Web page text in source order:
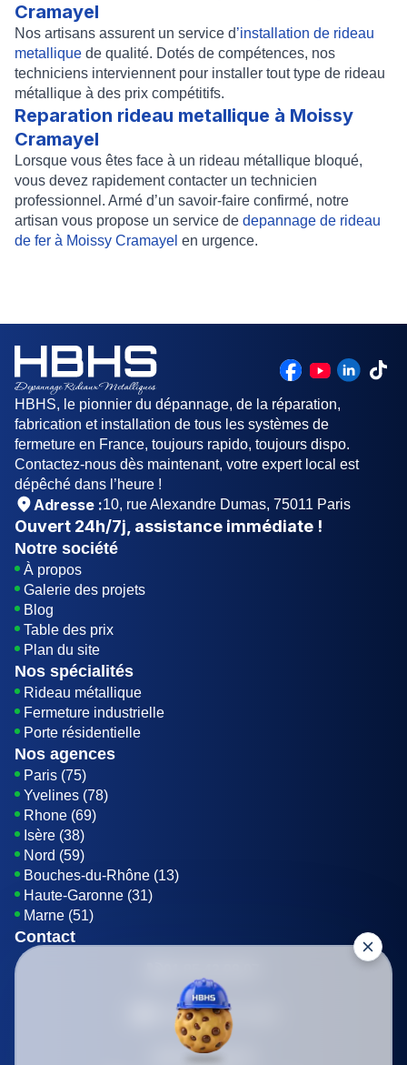
Cramayel
Nos artisans assurent un service d’installation de rideau
metallique de qualité. Dotés de compétences, nos
techniciens interviennent pour installer tout type de rideau
métallique à des prix compétitifs.
Reparation rideau metallique à Moissy
Cramayel
Lorsque vous êtes face à un rideau métallique bloqué,
vous devez rapidement contacter un technicien
professionnel. Armé d’un savoir-faire confirmé, notre
artisan vous propose un service de depannage de rideau
de fer à Moissy Cramayel en urgence.
HBHS, le pionnier du dépannage, de la réparation,
fabrication et installation de tous les systèmes de
fermeture en France, toujours rapido, toujours dispo.
Contactez-nous dès maintenant, votre expert local est
dépêché dans l’heure !
Adresse :10, rue Alexandre Dumas, 75011 Paris
Ouvert 24h/7j , assistance immédiate !
Notre société
À propos
Galerie des projets
Blog
Table des prix
Plan du site
Nos spécialités
Rideau métallique
Fermeture industrielle
Porte résidentielle
Nos agences
Paris (75)
Yvelines (78)
Rhone (69)
Isère (38)
Nord (59)
Bouches-du-Rhône (13)
Haute-Garonne (31)
Marne (51)
Contact
Envoyer un E-mail
Être rappelé